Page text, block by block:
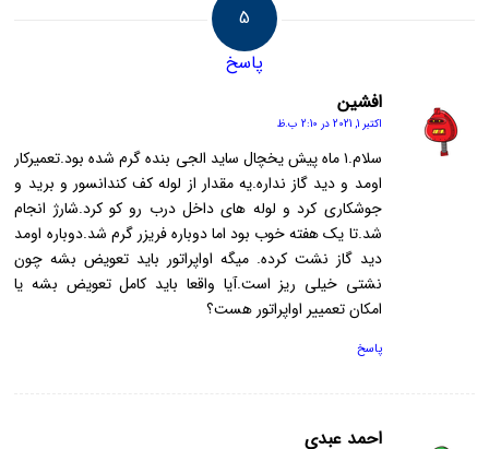
5
پاسخ
افشین
گفته:اکتبر 1, 2021 در 2:10 ب.ظ
سلام.۱ ماه پیش یخچال ساید الجی بنده گرم شده بود.تعمیرکار
اومد و دید گاز نداره.یه مقدار از لوله کف کندانسور و برید و
جوشکاری کرد و لوله های داخل درب رو کو کرد.شارژ انجام
شد.تا یک هفته خوب بود اما دوباره فریزر گرم شد.دوباره اومد
دید گاز نشت کرده. میگه اواپراتور باید تعویض بشه چون
نشتی خیلی ریز است.آیا واقعا باید کامل تعویض بشه یا
امکان تعمییر اواپراتور هست؟
پاسخ
احمد عبدی